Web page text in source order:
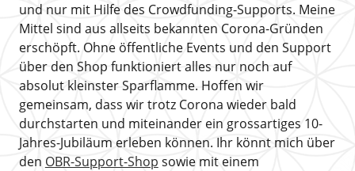
und nur mit Hilfe des Crowdfunding-Supports. Meine
Mittel sind aus allseits bekannten Corona-Gründen
erschöpft. Ohne öffentliche Events und den Support
über den Shop funktioniert alles nur noch auf
absolut kleinster Sparflamme. Hoffen wir
gemeinsam, dass wir trotz Corona wieder bald
durchstarten und miteinander ein grossartiges 10-
Jahres-Jubiläum erleben können. Ihr könnt mich über
den OBR-Support-Shop sowie mit einem